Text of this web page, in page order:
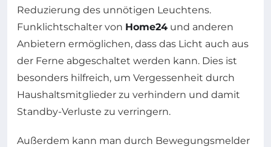
Reduzierung des unnötigen Leuchtens.
Funklichtschalter von Home24 und anderen
Anbietern ermöglichen, dass das Licht auch aus
der Ferne abgeschaltet werden kann. Dies ist
besonders hilfreich, um Vergessenheit durch
Haushaltsmitglieder zu verhindern und damit
Standby-Verluste zu verringern.
Außerdem kann man durch Bewegungsmelder